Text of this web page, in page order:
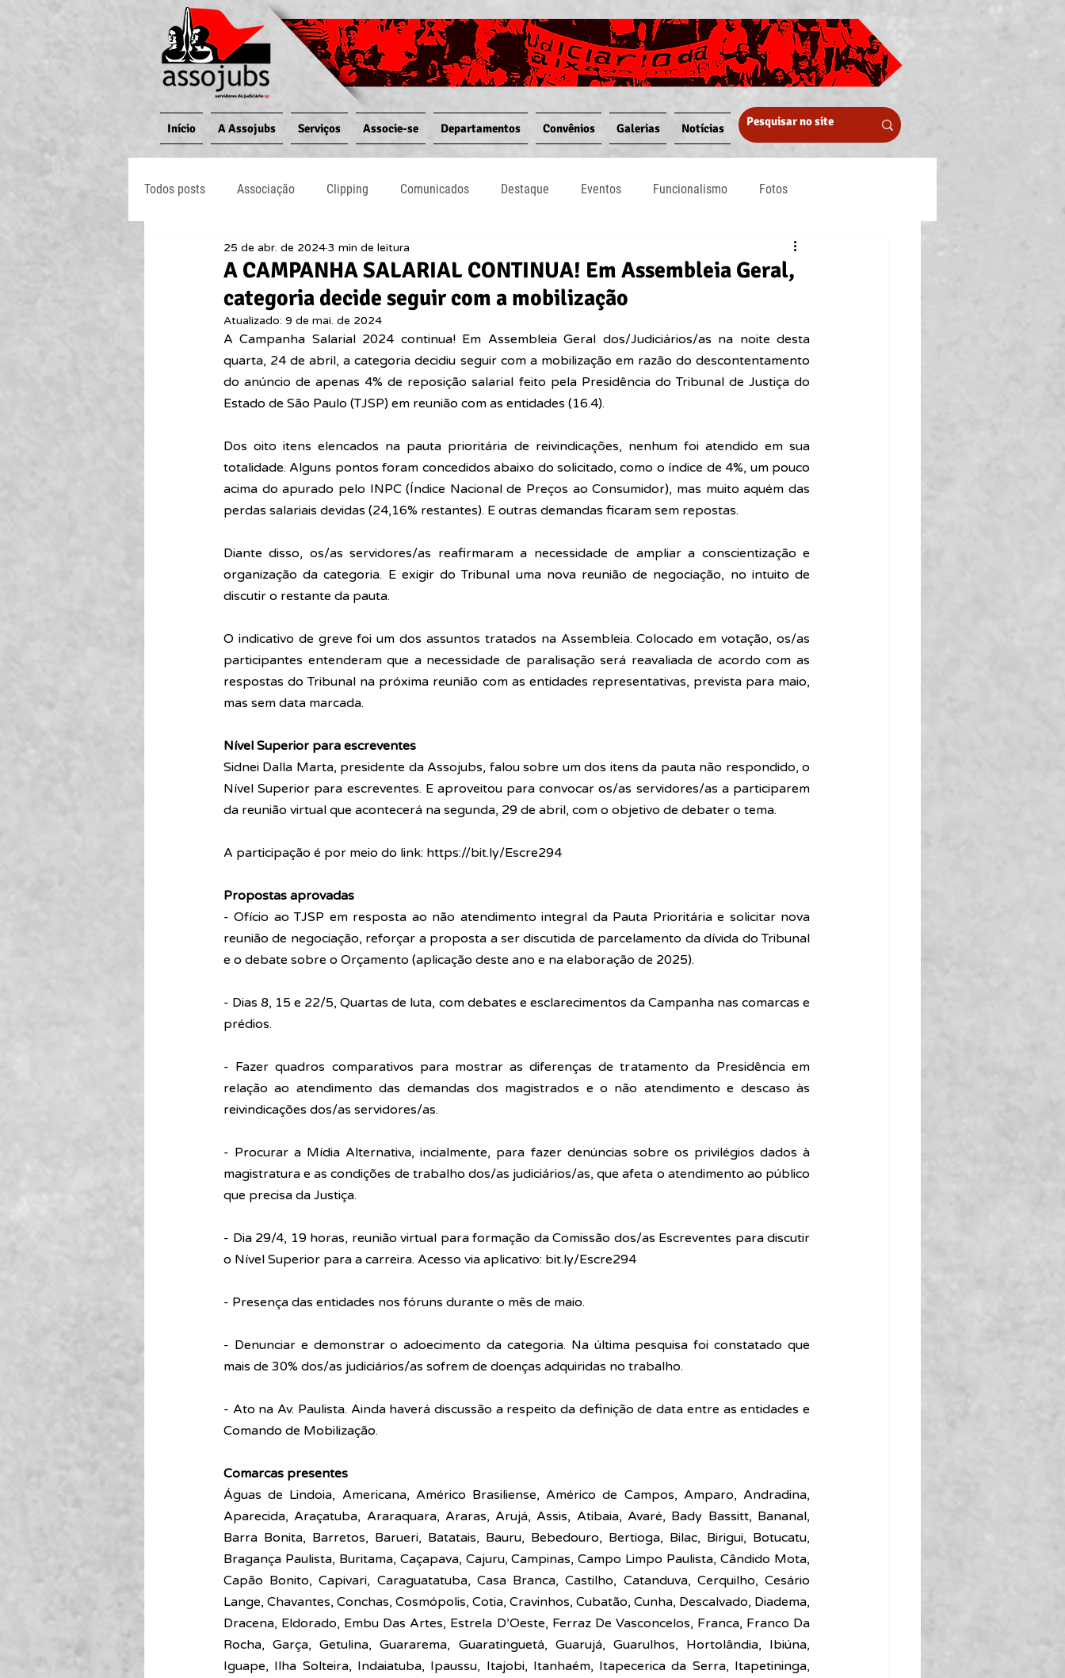
Início A Assojubs Serviços Associe-se Departamentos Convênios Galerias Notícias
Todos posts Associação Clipping Comunicados Destaque Eventos Funcionalismo Fotos
Jornal O Processo Judiciário Notícias
A CAMPANHA SALARIAL CONTINUA! Em Assembleia Geral,
categoria decide seguir com a mobilização
25 de abr. de 20243 min de leitura
Atualizado: 9 de mai. de 2024
A Campanha Salarial 2024 continua! Em Assembleia Geral dos/Judiciários/as na noite desta
quarta, 24 de abril, a categoria decidiu seguir com a mobilização em razão do descontentamento
do anúncio de apenas 4% de reposição salarial feito pela Presidência do Tribunal de Justiça do
Estado de São Paulo (TJSP) em reunião com as entidades (16.4).
Dos oito itens elencados na pauta prioritária de reivindicações, nenhum foi atendido em sua
totalidade. Alguns pontos foram concedidos abaixo do solicitado, como o índice de 4%, um pouco
acima do apurado pelo INPC (Índice Nacional de Preços ao Consumidor), mas muito aquém das
perdas salariais devidas (24,16% restantes). E outras demandas ficaram sem repostas.
Diante disso, os/as servidores/as reafirmaram a necessidade de ampliar a conscientização e
organização da categoria. E exigir do Tribunal uma nova reunião de negociação, no intuito de
discutir o restante da pauta.
O indicativo de greve foi um dos assuntos tratados na Assembleia. Colocado em votação, os/as
participantes entenderam que a necessidade de paralisação será reavaliada de acordo com as
respostas do Tribunal na próxima reunião com as entidades representativas, prevista para maio,
mas sem data marcada.
Nível Superior para escreventes
Sidnei Dalla Marta, presidente da Assojubs, falou sobre um dos itens da pauta não respondido, o
Nível Superior para escreventes. E aproveitou para convocar os/as servidores/as a participarem
da reunião virtual que acontecerá na segunda, 29 de abril, com o objetivo de debater o tema.
A participação é por meio do link: https://bit.ly/Escre294
Propostas aprovadas
- Ofício ao TJSP em resposta ao não atendimento integral da Pauta Prioritária e solicitar nova
reunião de negociação, reforçar a proposta a ser discutida de parcelamento da dívida do Tribunal
e o debate sobre o Orçamento (aplicação deste ano e na elaboração de 2025).
- Dias 8, 15 e 22/5, Quartas de luta, com debates e esclarecimentos da Campanha nas comarcas e
prédios.
- Fazer quadros comparativos para mostrar as diferenças de tratamento da Presidência em
relação ao atendimento das demandas dos magistrados e o não atendimento e descaso às
reivindicações dos/as servidores/as.
- Procurar a Mídia Alternativa, incialmente, para fazer denúncias sobre os privilégios dados à
magistratura e as condições de trabalho dos/as judiciários/as, que afeta o atendimento ao público
que precisa da Justiça.
- Dia 29/4, 19 horas, reunião virtual para formação da Comissão dos/as Escreventes para discutir
o Nível Superior para a carreira. Acesso via aplicativo: bit.ly/Escre294
- Presença das entidades nos fóruns durante o mês de maio.
- Denunciar e demonstrar o adoecimento da categoria. Na última pesquisa foi constatado que
mais de 30% dos/as judiciários/as sofrem de doenças adquiridas no trabalho.
- Ato na Av. Paulista. Ainda haverá discussão a respeito da definição de data entre as entidades e
Comando de Mobilização.
Comarcas presentes
Águas de Lindoia, Americana, Américo Brasiliense, Américo de Campos, Amparo, Andradina,
Aparecida, Araçatuba, Araraquara, Araras, Arujá, Assis, Atibaia, Avaré, Bady Bassitt, Bananal,
Barra Bonita, Barretos, Barueri, Batatais, Bauru, Bebedouro, Bertioga, Bilac, Birigui, Botucatu,
Bragança Paulista, Buritama, Caçapava, Cajuru, Campinas, Campo Limpo Paulista, Cândido Mota,
Capão Bonito, Capivari, Caraguatatuba, Casa Branca, Castilho, Catanduva, Cerquilho, Cesário
Lange, Chavantes, Conchas, Cosmópolis, Cotia, Cravinhos, Cubatão, Cunha, Descalvado, Diadema,
Dracena, Eldorado, Embu Das Artes, Estrela D’Oeste, Ferraz De Vasconcelos, Franca, Franco Da
Rocha, Garça, Getulina, Guararema, Guaratinguetá, Guarujá, Guarulhos, Hortolândia, Ibiúna,
Iguape, Ilha Solteira, Indaiatuba, Ipaussu, Itajobi, Itanhaém, Itapecerica da Serra, Itapetininga,